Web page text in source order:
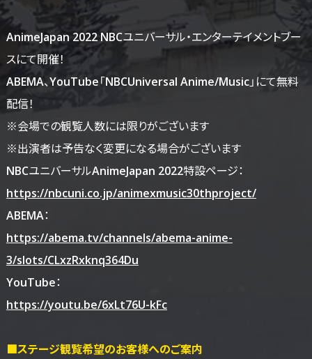
AnimeJapan 2022 NBCユニバーサル・エンターテイメントブー
スにて開催！
ABEMA、YouTube「NBCUniversal Anime/Music」にて無料
配信！
※会場での観覧人数には限りがございます
※出演者は予告なく変更になる場合がございます
NBCユニバーサルAnimeJapan 2022特設ページ：
https://nbcuni.co.jp/animexmusic30thproject/
ABEMA：
https://abema.tv/channels/abema-anime-
3/slots/CLxzRxknq364Du
YouTube：
https://youtu.be/6xLt76U-kFc
■ステージ観覧希望のお客様へのご案内